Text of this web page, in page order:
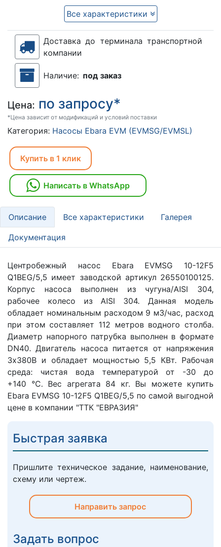
Все характеристики
Доставка до терминала транспортной
компании
Наличие: под заказ
Цена: по запросу*
*Цена зависит от модификаций и условий поставки
Категория: Насосы Ebara EVM (EVMSG/EVMSL)
Купить в 1 клик
Написать в WhatsApp
Описание Все характеристики Галерея
Документация
Центробежный насос Ebara EVMSG 10-12F5
Q1BEG/5,5 имеет заводской артикул 26550100125.
Корпус насоса выполнен из чугуна/AISI 304,
рабочее колесо из AISI 304. Данная модель
обладает номинальным расходом 9 м3/час, расход
при этом составляет 112 метров водного столба.
Диаметр напорного патрубка выполнен в формате
DN40. Двигатель насоса питается от напряжения
3х380В и обладает мощностью 5,5 КВт. Рабочая
среда: чистая вода температурой от -30 до
+140 °C. Вес агрегата 84 кг. Вы можете купить
Ebara EVMSG 10-12F5 Q1BEG/5,5 по самой выгодной
цене в компании "ТТК "ЕВРАЗИЯ"
Быстрая заявка
Пришлите техническое задание, наименование,
схему или чертеж.
Направить запрос
Задать вопрос